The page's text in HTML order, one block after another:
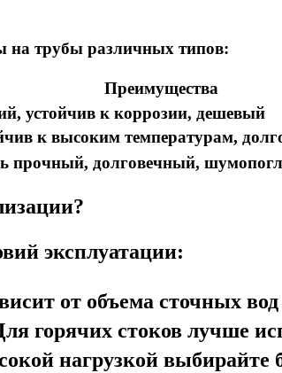
на трубы различных типов:
Преимущества
устойчив к коррозии, дешевый
к высоким температурам,
прочный, долговечный,
эксплуатации:
от объема сточных
горячих стоков лучше
нагрузкой